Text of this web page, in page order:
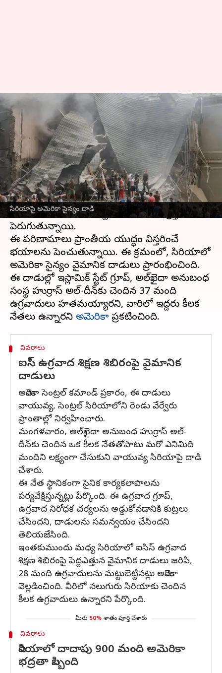
సిరియాపై అమెరికా సైన్యం దాడి
Strikes in Syria: సిరియాపై అమెరికా
సైన్యం దాడి.. 37 మంది ఐఎస్
ఉగ్రవాదులు మృతి
వ్రాసిన వారు Sirish Praharaju Sep 30, 2024 08:41 am
ఈ వార్తాకథనం ఏంటి
లెబనాన్‌లో హెజ్బొల్లా మిలిటెంట్లపైఇజ్రాయెల్వరుస
దాడులు జరపడంతో పశ్చిమాసియాలో ఉద్రిక్తతలు
పెరుగుతున్నాయి.
ఈ పరిణామాలు ప్రాంతీయ యుద్ధం విస్తరించే
భయాలను పెంచుతున్నాయి. ఈ క్రమంలో, సిరియాలో
అమెరికా సైన్యం వైమానిక దాడులు ప్రారంభించింది.
ఈ దాడుల్లో ఇస్లామిక్ స్టేట్ గ్రూప్, అల్‌ఖైదా అనుబంధ
సంస్థ హుర్రాస్ అల్-దీన్‌కు చెందిన 37 మంది
ఉగ్రవాదులు హతమయ్యారని, వారిలో ఇద్దరు కీలక
నేతలు ఉన్నారని అమెరికా
వివరాలు
ఐసిస్ ఉగ్రవాద శిక్షణ శిబిరంపై వైమానిక
దాడులు
అమెరికా సెంట్రల్ కమాండ్ ప్రకారం, ఈ దాడులు
వాయువ్య, సెంట్రల్ సిరియాలోని రెండు వేర్వేరు
ప్రాంతాల్లో నిర్వహించారు.
మంగళవారం, అల్‌ఖైదా అనుబంధ హుర్రాస్ అల్-
దీన్‌కు చెందిన ఒక కీలక నేతతోపాటు మరో ఎనిమిది
మందిని లక్ష్యంగా చేసుకుని వాయువ్య సిరియాపై దాడి
చేశారు.
ఈ నేత స్థానికంగా సైనిక కార్యకలాపాలను
పర్యవేక్షిస్తున్నట్లు పేర్కొంది. ఈ ఉగ్రవాద గ్రూప్,
ఉగ్రవాద నిరోధక చర్యలను అడ్డుకోవడానికి కుట్రలు
చేసిందని, దాడులను సమన్వయం చేసిందని
తెలియజేసింది.
ఇంతకుముందు మధ్య సిరియాలో ఐసిస్ ఉగ్రవాద
శిక్షణ శిబిరంపై పెద్దఎత్తున వైమానిక దాడులు జరిపి,
28 మంది ఉగ్రవాదులను మట్టుబెట్టినట్లు అమెరికా
వెల్లడించింది. వీరిలో నలుగురు సిరియాకు చెందిన
కీలక ఉగ్రవాదులు ఉన్నారని పేర్కొంది.
మీరు 50% శాతం పూర్తి చేశారు
వివరాలు
సిరియాలో దాదాపు 900 మంది అమెరికా
భద్రతా సిబ్బంది